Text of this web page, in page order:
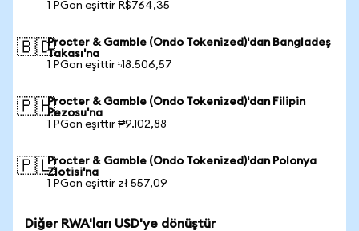
1 PGon eşittir R$764,35
🇧🇩Procter & Gamble (Ondo Tokenized)'dan Bangladeş
Takası'na
1 PGon eşittir ৳18.506,57
🇵🇭Procter & Gamble (Ondo Tokenized)'dan Filipin
Pezosu'na
1 PGon eşittir ₱9.102,88
🇵🇱Procter & Gamble (Ondo Tokenized)'dan Polonya
Zlotisi'na
1 PGon eşittir zł 557,09
Diğer RWA'ları USD'ye dönüştür